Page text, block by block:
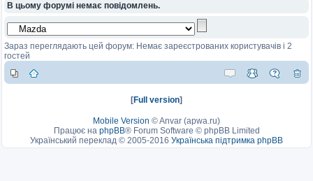
В цьому форумі немає повідомлень.
Зараз переглядають цей форум: Немає зареєстрованих користувачів і 2
гостей
[Full version]
Mobile Version ©Anvar (apwa.ru)
Працює на phpBB® Forum Software © phpBB Limited
Український переклад © 2005-2016 Українська підтримка phpBB